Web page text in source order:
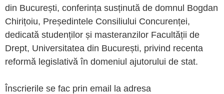
din București, conferința susținută de domnul Bogdan
Chirițoiu, Președintele Consiliului Concurenței,
dedicată studenților și masteranzilor Facultății de
Drept, Universitatea din București, privind recenta
reformă legislativă în domeniul ajutorului de stat.
Înscrierile se fac prin email la adresa